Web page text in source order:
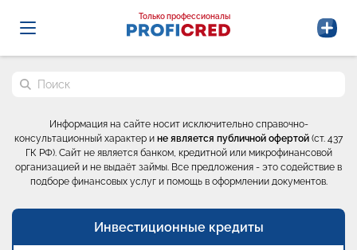
Probrokery - Только профессионалы
Только профессионалы
Поиск по сайту
Информация на сайте носит исключительно справочно-
консультационный характер и не является публичной офертой (ст. 437
ГК РФ). Сайт не является банком, кредитной или микрофинансовой
организацией и не выдаёт займы. Все предложения - это содействие в
подборе финансовых услуг и помощь в оформлении документов.
Инвестиционные кредиты